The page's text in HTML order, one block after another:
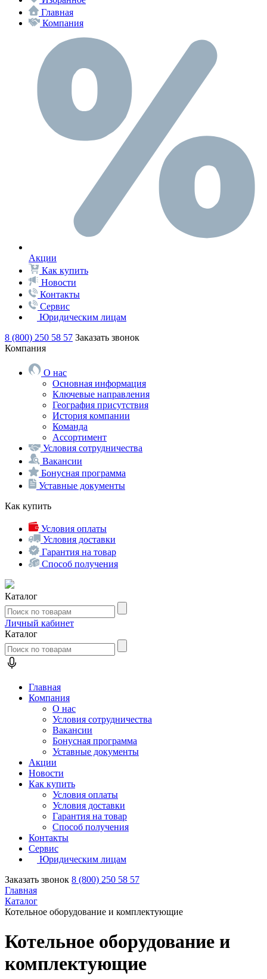
Главная
Компания
Акции
Как купить
Новости
Контакты
Сервис
Юридическим лицам
8 (800) 250 58 57 Заказать звонок
Компания
О нас
Основная информация
Ключевые направления
География присутствия
История компании
Команда
Ассортимент
Условия сотрудничества
Вакансии
Бонусная программа
Уставные документы
Как купить
Условия оплаты
Условия доставки
Гарантия на товар
Способ получения
Каталог
Личный кабинет
Каталог
Главная
Компания
О нас
Условия сотрудничества
Вакансии
Бонусная программа
Уставные документы
Акции
Новости
Как купить
Условия оплаты
Условия доставки
Гарантия на товар
Способ получения
Контакты
Сервис
Юридическим лицам
Заказать звонок 8 (800) 250 58 57
Главная
Каталог
Котельное оборудование и комплектующие
Котельное оборудование и
комплектующие